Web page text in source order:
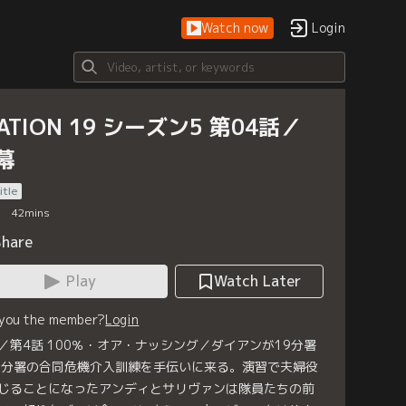
Watch now Login
19 シーズン5 第04話／
42mins
Play
Watch Later
the member?Login
第4話 100％・オア・ナッシング／ダイアンが19分署
署の合同危機介入訓練を手伝いに来る。演習で夫婦役
ることになったアンディとサリヴァンは隊員たちの前